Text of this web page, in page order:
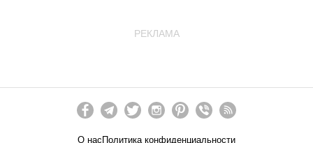
РЕКЛАМА
О насПолитика конфиденциальности